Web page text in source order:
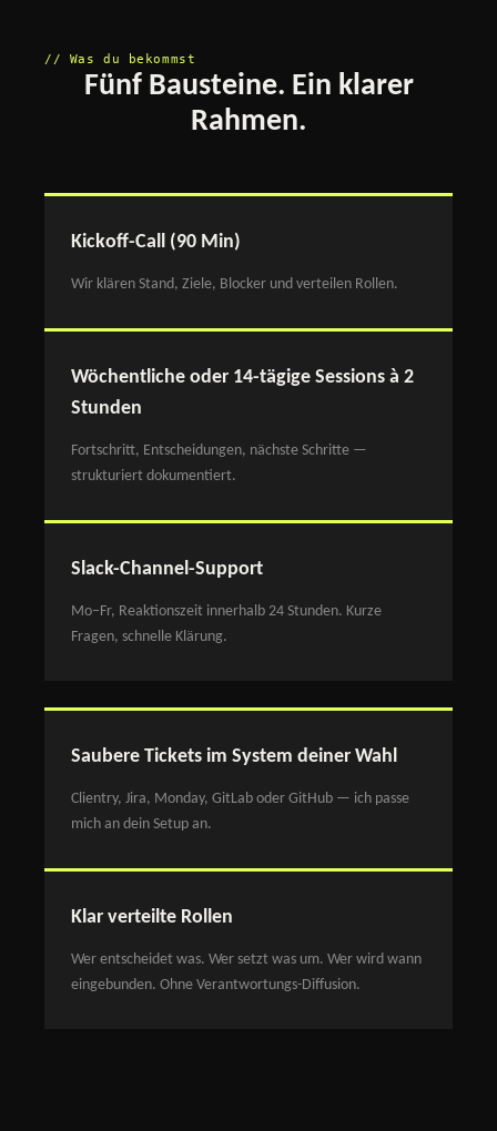
// Was du bekommst
Fünf Bausteine. Ein klarer
Rahmen.
Kickoff-Call (90 Min)
Wir klären Stand, Ziele, Blocker und verteilen Rollen.
Wöchentliche oder 14-tägige Sessions à 2
Stunden
Fortschritt, Entscheidungen, nächste Schritte —
strukturiert dokumentiert.
Slack-Channel-Support
Mo–Fr, Reaktionszeit innerhalb 24 Stunden. Kurze
Fragen, schnelle Klärung.
Saubere Tickets im System deiner Wahl
Clientry, Jira, Monday, GitLab oder GitHub — ich passe
mich an dein Setup an.
Klar verteilte Rollen
Wer entscheidet was. Wer setzt was um. Wer wird wann
eingebunden. Ohne Verantwortungs-Diffusion.